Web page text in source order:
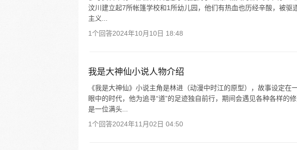
汶川建立起7所帐篷学校和1所幼儿园，他们有热血也历经辛酸，被驱
主义...
1个回答2024年10月10日 18:48
我是大神仙小说人物介绍
《我是大神仙》小说主角是林进（动漫中时江的原型），故事设定在
眼中的时代，他为追寻“道”的足迹独自前行，期间会遇见各种各样的
是一位满头...
1个回答2024年11月02日 04:50